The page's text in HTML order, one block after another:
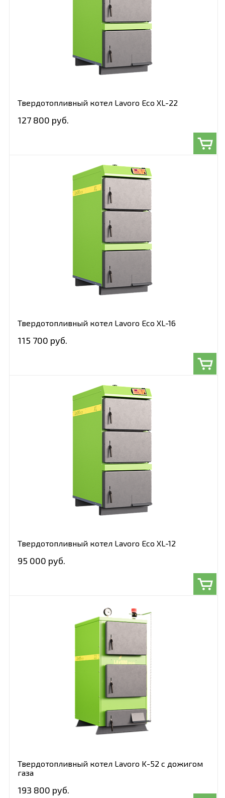
Твердотопливный котел Lavoro Eco XL-22
127 800 руб.
Твердотопливный котел Lavoro Eco XL-16
115 700 руб.
Твердотопливный котел Lavoro Eco XL-12
95 000 руб.
Твердотопливный котел Lavoro K-52 с дожигом
газа
193 800 руб.